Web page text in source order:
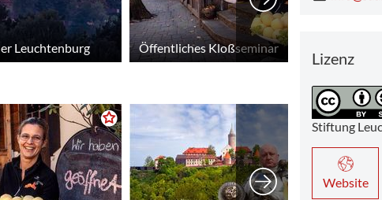
Leuchtenburg Öffentliches Kloßseminar
Lizenz
Stiftung
Website